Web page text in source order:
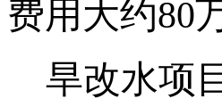
费用大约80
旱改水项